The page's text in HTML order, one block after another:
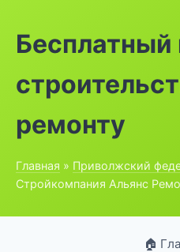
Бесплатный
ремонту
Главная » Приволжский
Стройкомпания Альянс
🏠